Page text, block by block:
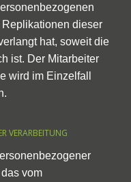
dieser
hat, soweit die
ist. Der Mitarbeiter
wird im Einzelfall
VERARBEITUNG
vom